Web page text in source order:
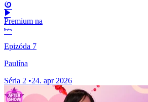
Premium na
Epizóda 7
Paulína
Séria 2 •24. apr 2026